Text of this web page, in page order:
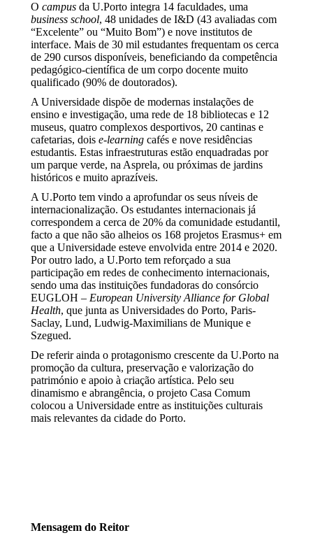
O campus da U.Porto integra 14 faculdades, uma
business school, 48 unidades de I&D (43 avaliadas com
“Excelente” ou “Muito Bom”) e nove institutos de
interface. Mais de 30 mil estudantes frequentam os cerca
de 290 cursos disponíveis, beneficiando da competência
pedagógico-científica de um corpo docente muito
qualificado (90% de doutorados).
A Universidade dispõe de modernas instalações de
ensino e investigação, uma rede de 18 bibliotecas e 12
museus, quatro complexos desportivos, 20 cantinas e
cafetarias, dois e-learning cafés e nove residências
estudantis. Estas infraestruturas estão enquadradas por
um parque verde, na Asprela, ou próximas de jardins
históricos e muito aprazíveis.
A U.Porto tem vindo a aprofundar os seus níveis de
internacionalização. Os estudantes internacionais já
correspondem a cerca de 20% da comunidade estudantil,
facto a que não são alheios os 168 projetos Erasmus+ em
que a Universidade esteve envolvida entre 2014 e 2020.
Por outro lado, a U.Porto tem reforçado a sua
participação em redes de conhecimento internacionais,
sendo uma das instituições fundadoras do consórcio
EUGLOH – European University Alliance for Global
Health, que junta as Universidades do Porto, Paris-
Saclay, Lund, Ludwig-Maximilians de Munique e
Szegued.
De referir ainda o protagonismo crescente da U.Porto na
promoção da cultura, preservação e valorização do
património e apoio à criação artística. Pelo seu
dinamismo e abrangência, o projeto Casa Comum
colocou a Universidade entre as instituições culturais
mais relevantes da cidade do Porto.
Mensagem do Reitor